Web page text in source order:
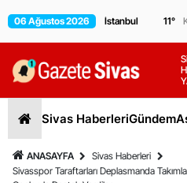
06 Ağustos 2026 11°
Sivas HaberleriGündem
ANASAYFA
Sivas Haberleri
Sivasspor Taraftarları Deplasmanda